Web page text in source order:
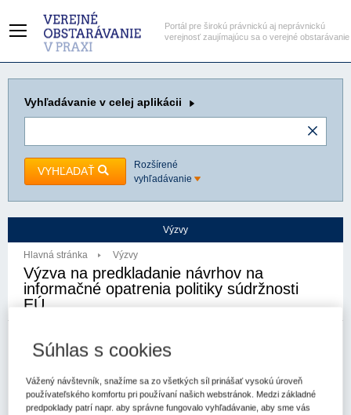
Portál pre širokú právnickú aj neprávnickú
verejnosť zaujímajúcu sa o verejné obstarávanie
Vyhľadávanie v celej aplikácii
VYHĽADAŤ
Rozšírené
vyhľadávanie
Výzvy
Hlavná stránka Výzvy
Výzva na predkladanie návrhov na
informačné opatrenia politiky súdržnosti
EÚ
30. 10. 2023 Výzvy
novú výzvu s rozpočtom vo výške 7 miliónov eur, ktoré sa
vyplácajú vo forme grantov do výšky 300 000 eur.
Súhlas s cookies
Vážený návštevník, snažíme sa zo všetkých síl prinášať vysokú úroveň
používateľského komfortu pri používaní našich webstránok. Medzi základné
predpoklady patrí napr. aby správne fungovalo vyhľadávanie, aby sme vás